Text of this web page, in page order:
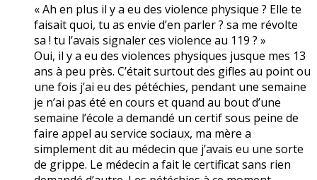
« Ah en plus il y a eu des violence physique ? Elle te
faisait quoi, tu as envie d’en parler ? sa me révolte
sa ! tu l’avais signaler ces violence au 119 ? »
Oui, il y a eu des violences physiques jusque mes 13
ans à peu près. C’était surtout des gifles au point ou
une fois j’ai eu des pétéchies, pendant une semaine
je n’ai pas été en cours et quand au bout d’une
semaine l’école a demandé un certif sous peine de
faire appel au service sociaux, ma mère a
simplement dit au médecin que j’avais eu une sorte
de grippe. Le médecin a fait le certificat sans rien